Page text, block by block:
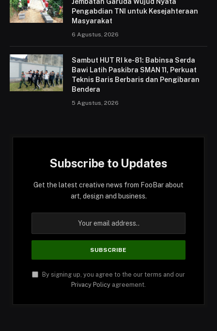
Pengabdian TNI untuk Kesejahteraan
Masyarakat
6 Agustus, 2026
Sambut HUT RI ke-81: Babinsa Serda
Bawi Latih Paskibra SMAN 11, Perkuat
Teknis Baris Berbaris dan Pengibaran
Bendera
5 Agustus, 2026
Subscribe to Updates
Get the latest creative news from FooBar about
art, design and business.
By signing up, you agree to the our terms and our
Privacy Policy agreement.